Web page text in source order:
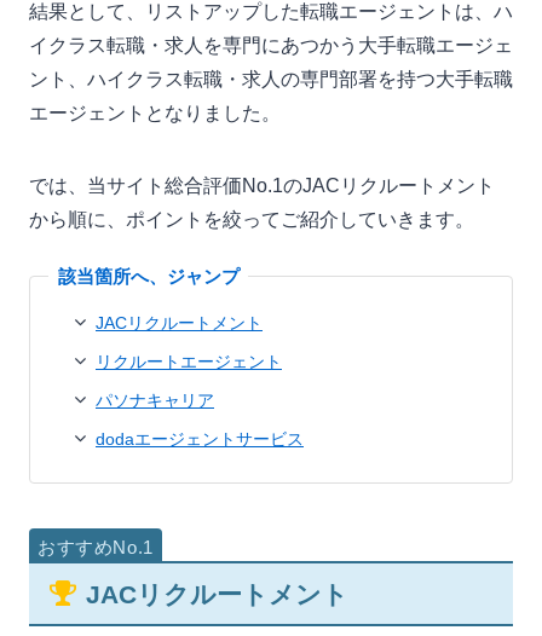
結果として、リストアップした転職エージェントは、ハ
イクラス転職・求人を専門にあつかう大手転職エージェ
ント、ハイクラス転職・求人の専門部署を持つ大手転職
エージェントとなりました。
では、当サイト総合評価No.1のJACリクルートメント
から順に、ポイントを絞ってご紹介していきます。
JACリクルートメント
リクルートエージェント
パソナキャリア
dodaエージェントサービス
JACリクルートメント